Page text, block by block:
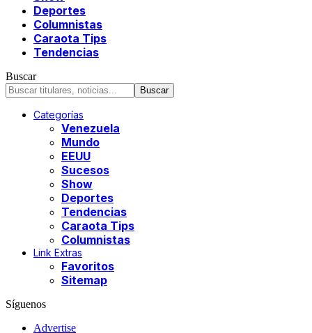
Deportes
Columnistas
Caraota Tips
Tendencias
Buscar
Categorías
Venezuela
Mundo
EEUU
Sucesos
Show
Deportes
Tendencias
Caraota Tips
Columnistas
Link Extras
Favoritos
Sitemap
Síguenos
Advertise